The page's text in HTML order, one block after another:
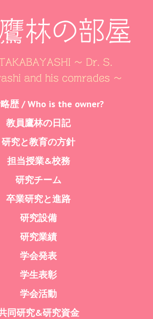
林の部屋
～ Dr. S.
and his comrades ～
歴 / Who is the owner?
教員鷹林の日記
研究と教育の方針
担当授業&校務
研究チーム
卒業研究と進路
研究設備
研究業績
学会発表
学生表彰
学会活動
同研究&研究資金